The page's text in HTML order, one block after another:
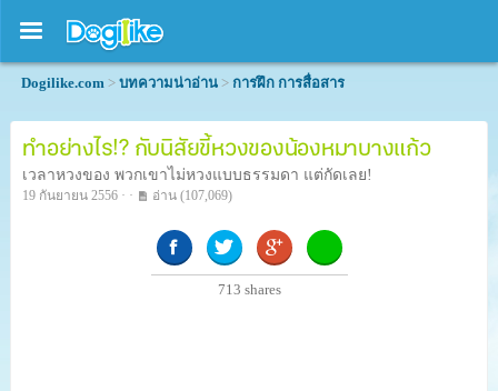
Dogilike.com > บทความน่าอ่าน > การฝึก การสื่อสาร
ทำอย่างไร!? กับนิสัยขี้หวงของน้องหมาบางแก้ว
เวลาหวงของ พวกเขาไม่หวงแบบธรรมดา แต่กัดเลย!
19 กันยายน 2556 · · อ่าน (107,069)
713 shares